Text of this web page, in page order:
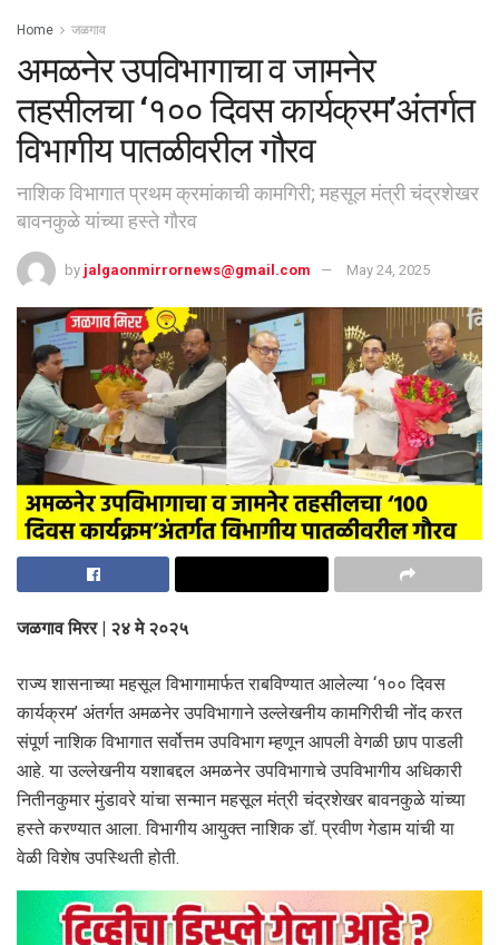
Home जळगाव
अमळनेर उपविभागाचा व जामनेर
तहसीलचा ‘१०० दिवस कार्यक्रम’अंतर्गत
विभागीय पातळीवरील गौरव
नाशिक विभागात प्रथम क्रमांकाची कामगिरी; महसूल मंत्री चंद्रशेखर
बावनकुळे यांच्या हस्ते गौरव
by jalgaonmirrornews@gmail.com May 24, 2025
जळगाव मिरर | २४ मे २०२५
राज्य शासनाच्या महसूल विभागामार्फत राबविण्यात आलेल्या ‘१०० दिवस
कार्यक्रम’ अंतर्गत अमळनेर उपविभागाने उल्लेखनीय कामगिरीची नोंद करत
संपूर्ण नाशिक विभागात सर्वोत्तम उपविभाग म्हणून आपली वेगळी छाप पाडली
आहे. या उल्लेखनीय यशाबद्दल अमळनेर उपविभागाचे उपविभागीय अधिकारी
नितीनकुमार मुंडावरे यांचा सन्मान महसूल मंत्री चंद्रशेखर बावनकुळे यांच्या
हस्ते करण्यात आला. विभागीय आयुक्त नाशिक डॉ. प्रवीण गेडाम यांची या
वेळी विशेष उपस्थिती होती.